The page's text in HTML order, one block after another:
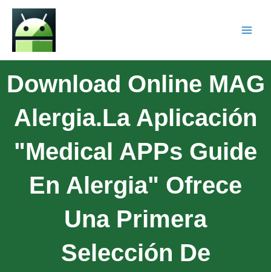
Download Online MAG
Alergia.La Aplicación
"Medical APPs Guide
En Alergia" Ofrece
Una Primera
Selección De